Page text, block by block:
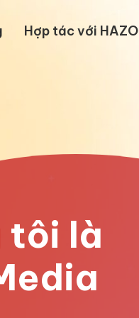
Hợp tác với HAZO
tôi là